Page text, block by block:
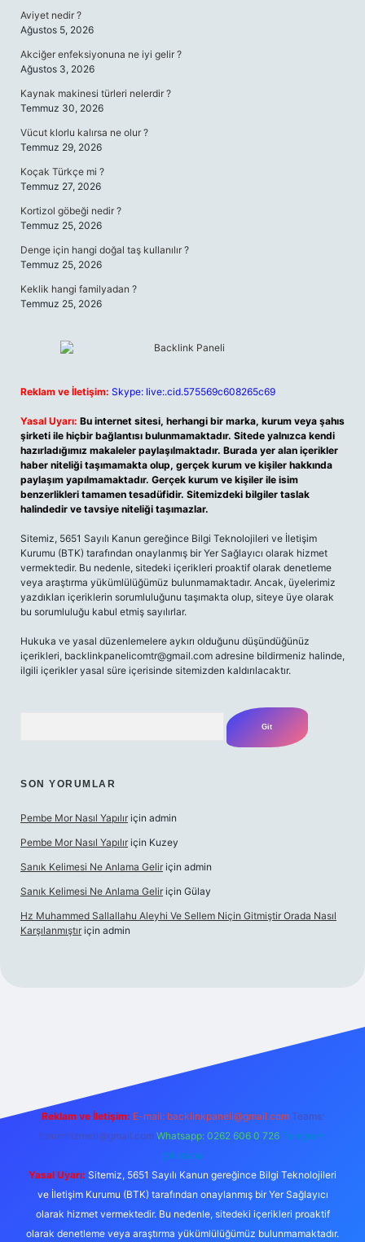
Aviyet nedir ?
Ağustos 5, 2026
Akciğer enfeksiyonuna ne iyi gelir ?
Ağustos 3, 2026
Kaynak makinesi türleri nelerdir ?
Temmuz 30, 2026
Vücut klorlu kalırsa ne olur ?
Temmuz 29, 2026
Koçak Türkçe mi ?
Temmuz 27, 2026
Kortizol göbeği nedir ?
Temmuz 25, 2026
Denge için hangi doğal taş kullanılır ?
Temmuz 25, 2026
Keklik hangi familyadan ?
Temmuz 25, 2026
Reklam ve İletişim: Skype: live:.cid.575569c608265c69
Yasal Uyarı: Bu internet sitesi, herhangi bir marka, kurum veya şahıs
şirketi ile hiçbir bağlantısı bulunmamaktadır. Sitede yalnızca kendi
hazırladığımız makaleler paylaşılmaktadır. Burada yer alan içerikler
haber niteliği taşımamakta olup, gerçek kurum ve kişiler hakkında
paylaşım yapılmamaktadır. Gerçek kurum ve kişiler ile isim
benzerlikleri tamamen tesadüfidir. Sitemizdeki bilgiler taslak
halindedir ve tavsiye niteliği taşımazlar.
Sitemiz, 5651 Sayılı Kanun gereğince Bilgi Teknolojileri ve İletişim
Kurumu (BTK) tarafından onaylanmış bir Yer Sağlayıcı olarak hizmet
vermektedir. Bu nedenle, sitedeki içerikleri proaktif olarak denetleme
veya araştırma yükümlülüğümüz bulunmamaktadır. Ancak, üyelerimiz
yazdıkları içeriklerin sorumluluğunu taşımakta olup, siteye üye olarak
bu sorumluluğu kabul etmiş sayılırlar.
Hukuka ve yasal düzenlemelere aykırı olduğunu düşündüğünüz
içerikleri, backlinkpanelicomtr@gmail.com adresine bildirmeniz halinde,
ilgili içerikler yasal süre içerisinde sitemizden kaldırılacaktır.
SON YORUMLAR
Pembe Mor Nasıl Yapılır için admin
Pembe Mor Nasıl Yapılır için Kuzey
Sanık Kelimesi Ne Anlama Gelir için admin
Sanık Kelimesi Ne Anlama Gelir için Gülay
Hz Muhammed Sallallahu Aleyhi Ve Sellem Niçin Gitmiştir Orada Nasıl
Karşılanmıştır için admin
Reklam ve İletişim: E-mail: backlinkpaneli@gmail.com Teams:
forumhizmeti@gmail.com Whatsapp: 0262 606 0 726 Telegram:
@karabul
Yasal Uyarı: Sitemiz, 5651 Sayılı Kanun gereğince Bilgi Teknolojileri
ve İletişim Kurumu (BTK) tarafından onaylanmış bir Yer Sağlayıcı
olarak hizmet vermektedir. Bu nedenle, sitedeki içerikleri proaktif
olarak denetleme veya araştırma yükümlülüğümüz bulunmamaktadır.